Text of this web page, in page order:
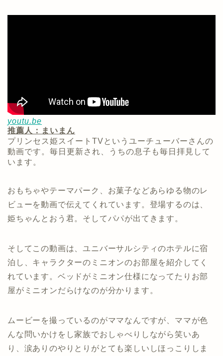
youtu.be
推薦人：まいまん
プリンセス姫スイートTVというユーチューバーさんの
動画です。毎日更新され、うちの息子も毎日拝見して
います。
おもちゃやテーマパーク、お菓子などあらゆる物のレ
ビューを動画で伝えてくれています。登場するのは、
姫ちゃんとおう君。そしてパパが出てきます。
そしてこの動画は、ユニバーサルシティのホテルに宿
泊し、キャラクターのミニオンのお部屋を紹介してく
れています。ベッドがミニオン仕様になってたりお部
屋がミニオンだらけなのが分かります。
ムービーを撮っているのがママなんですが、ママが色
んな問いかけをし家族でおしゃべりしながら笑いあ
り、涙ありのやりとりがとても楽しいしほっこりしま